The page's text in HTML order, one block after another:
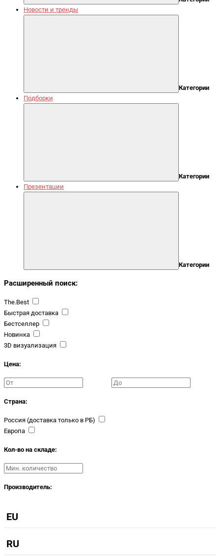
Новости и тренды
Категории
Подборки
Категории
Презентации
Категории
Расширенный поиск:
The.Best
Быстрая доставка
Бестселлер
Новинка
3D визуализация
Цена:
Страна:
Россия (доставка только в РБ)
Европа
Кол-во на складе:
Производитель:
EU
RU